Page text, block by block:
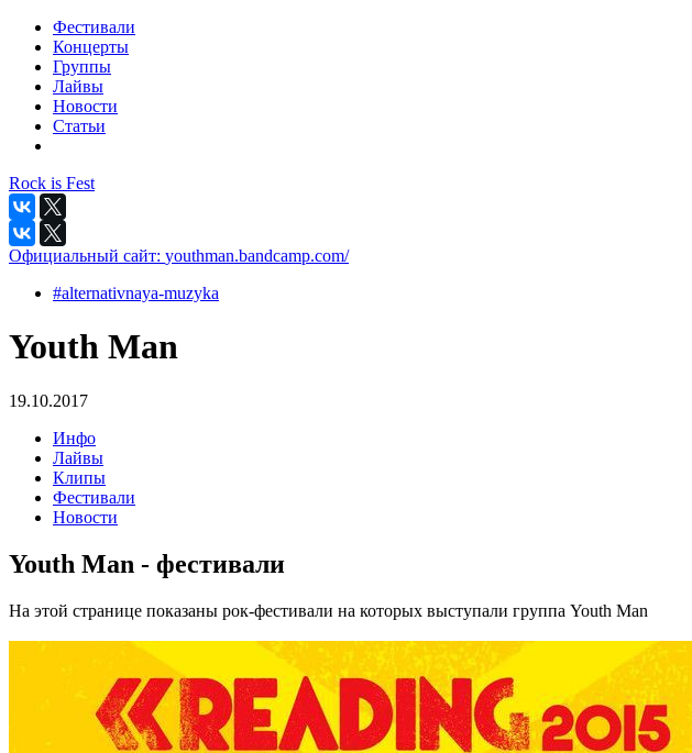
Фестивали
Концерты
Группы
Лайвы
Новости
Статьи
Rock is Fest
Официальный сайт: youthman.bandcamp.com/
#alternativnaya-muzyka
Youth Man
19.10.2017
Инфо
Лайвы
Клипы
Фестивали
Новости
Youth Man - фестивали
На этой странице показаны рок-фестивали на которых выступали группа Youth Man